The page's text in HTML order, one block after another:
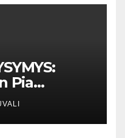
Pia
Orpon